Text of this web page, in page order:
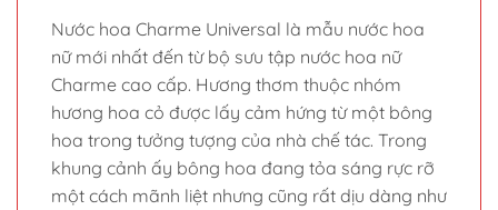
Nước hoa Charme Universal là mẫu nước hoa
nữ mới nhất đến từ bộ sưu tập nước hoa nữ
Charme cao cấp. Hương thơm thuộc nhóm
hương hoa cỏ được lấy cảm hứng từ một bông
hoa trong tưởng tượng của nhà chế tác. Trong
khung cảnh ấy bông hoa đang tỏa sáng rực rỡ
một cách mãnh liệt nhưng cũng rất dịu dàng như